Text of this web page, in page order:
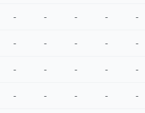
- - - - -
- - - - -
- - - - -
- - - - -